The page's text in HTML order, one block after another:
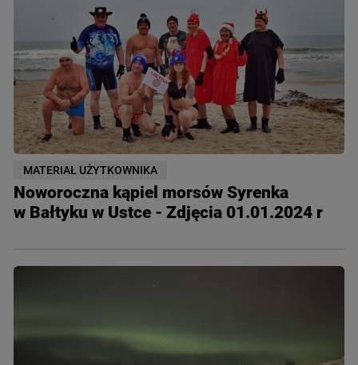
MATERIAŁ UŻYTKOWNIKA
Noworoczna kąpiel morsów Syrenka
w Bałtyku w Ustce - Zdjęcia 01.01.2024 r